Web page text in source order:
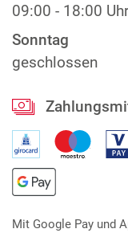
09:00 - 18:00 Uhr
Sonntag
geschlossen
Mit Google Pay und